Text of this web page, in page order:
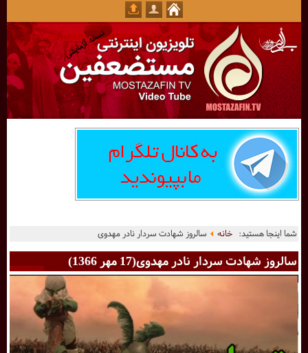
شما اینجا هستید:خانه سالروز شهادت سردار نادر مهدوی
سالروز شهادت سردار نادر مهدوی(17 مهر 1366)